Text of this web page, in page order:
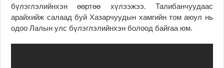
бүлэглэлийнхэн өөртөө хүлээжээ. Талибанчуудаас
арайхийж салаад буй Хазарчуудын хамгийн том аюул нь
одоо Лалын улс бүлэглэлийнхэн болоод байгаа юм.